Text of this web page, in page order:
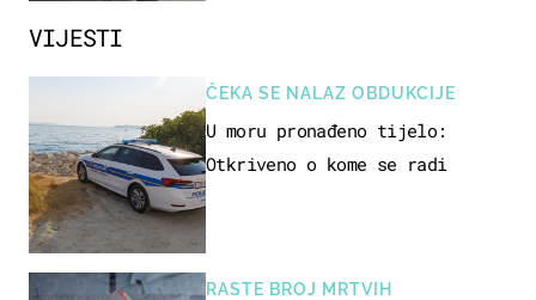
VIJESTI
ČEKA SE NALAZ OBDUKCIJE
U moru pronađeno tijelo:
Otkriveno o kome se radi
RASTE BROJ MRTVIH